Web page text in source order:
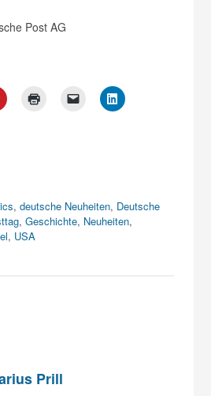
Post AG
,deutsche Neuheiten, Deutsche
,Geschichte, Neuheiten,
, USA
Prill